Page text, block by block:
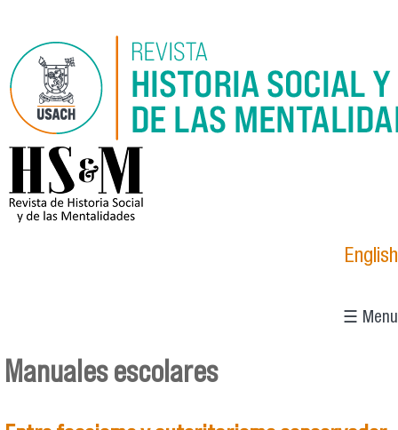
logo_hsm_2021.png
English
☰ Menu
Manuales escolares